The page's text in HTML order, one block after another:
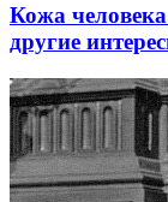
Кожа
другие